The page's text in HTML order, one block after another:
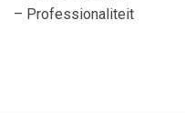
– Professionaliteit